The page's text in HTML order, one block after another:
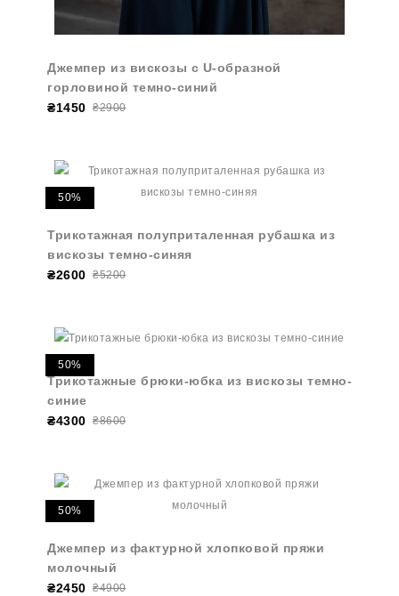
Джемпер из вискозы с U-образной
горловиной темно-синий
₴1450 ₴2900
50%
Трикотажная полуприталенная рубашка из
вискозы темно-синяя
₴2600 ₴5200
50%
Трикотажные брюки-юбка из вискозы темно-
синие
₴4300 ₴8600
50%
Джемпер из фактурной хлопковой пряжи
молочный
₴2450 ₴4900